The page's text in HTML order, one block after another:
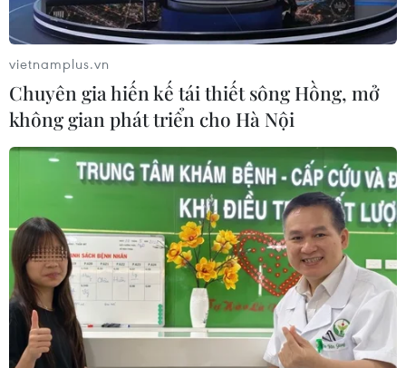
vietnamplus.vn
Chuyên gia hiến kế tái thiết sông Hồng, mở
không gian phát triển cho Hà Nội